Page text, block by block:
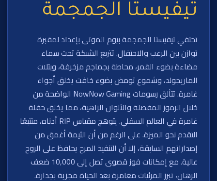
تيفيستا الجمجمة
تحتفي تيفيستا الجمجمة بيوم الموتى بإعداد لمقبرة
توازن بين الرعب والاحتفال. تتربع الشبكة تحت سماء
مضاءة بضوء القمر، محاطة بجماجم مزخرفة، وبتلات
الماريجولد، وشموع تومض بضوء خافت يخلق أجواء
غامرة. تتألق رسومات NowNow Gaming الواضحة من
خلال الرموز المفصلة والألوان الزاهية، مما يخلق حفلة
غامرة في العالم السفلي. يتوهج مقياس RIP أدناه، متتبعًا
التقدم نحو الميزة. على الرغم من أن الثيمة أغمق من
إصداراتهم السابقة، إلا أن التنفيذ المرح يحافظ على الروح
عالية. مع إمكانات فوز قصوى تصل إلى 10,000 ضعف
الرهان، تبرز المرئيات مغامرة بعد الحياة مجزية بجدارة.